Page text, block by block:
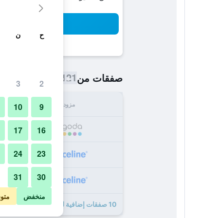
صفقات من121 ﷼
مزود
10 صفقات إضافية لـ شقة إليت الفندقية
ح ن
2
3
9
10
16
17
23
24
30
31
منخفض